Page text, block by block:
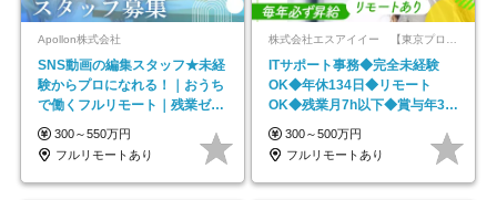
Apollon株式会社
SNS動画の編集スタッフ★未経
験からプロになれる！｜おうち
で働くフルリモート｜残業ゼロ
で18時退勤◎
300～550万円
フルリモートあり
ITサポート事務◆完全未経験
OK◆年休134日◆リモート
OK◆残業月7h以下◆賞与年3回
◆5年目まで必ず昇給
300～500万円
フルリモートあり